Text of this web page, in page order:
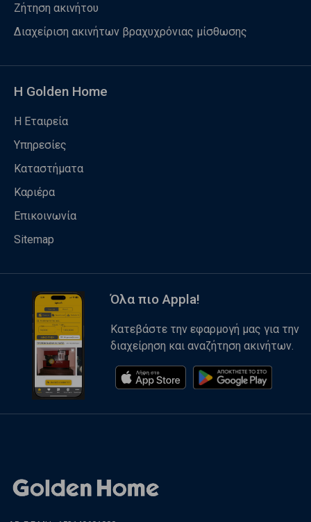
Ζήτηση ακινήτου
Διαχείριση ακινήτων βραχυχρόνιας μίσθωσης
Η Golden Home
Η Εταιρεία
Υπηρεσίες
Καταστήματα
Καριέρα
Επικοινωνία
Sitemap
Όλα πιο Appla!
Κατεβάστε την εφαρμογή μας για την
διαχείρηση και αναζήτηση ακινήτων.